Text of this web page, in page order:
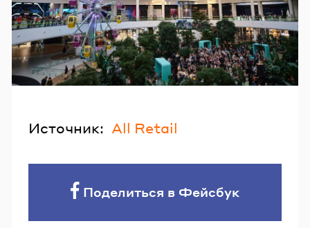
Источник: All Retail
Поделиться в Фейсбук